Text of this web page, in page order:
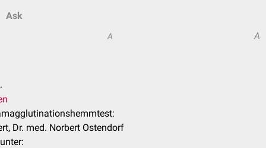
Ask
A A
Dr. med. Norbert Ostendorf